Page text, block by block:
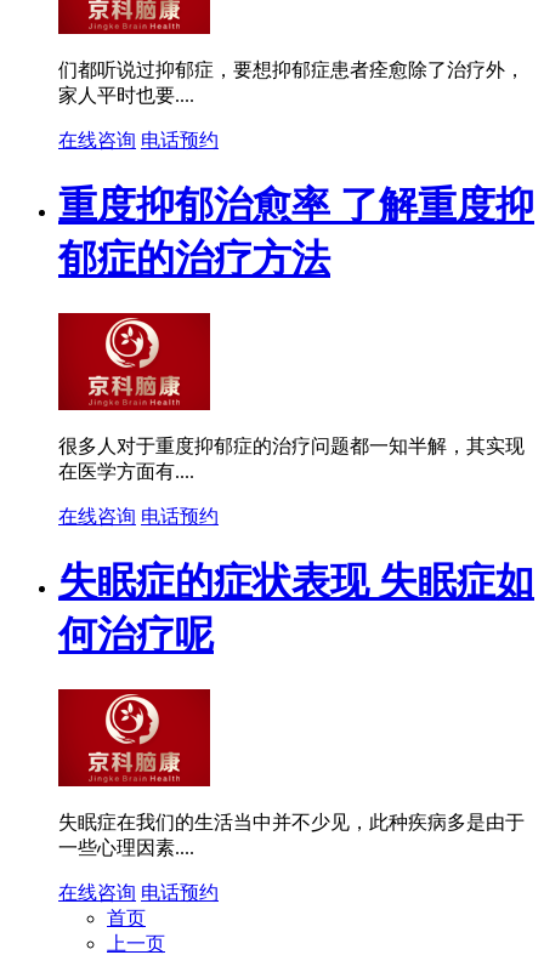
们都听说过抑郁症，要想抑郁症患者痊愈除了治疗外，
家人平时也要....
在线咨询 电话预约
重度抑郁治愈率 了解重度抑
郁症的治疗方法
很多人对于重度抑郁症的治疗问题都一知半解，其实现
在医学方面有....
在线咨询 电话预约
失眠症的症状表现 失眠症如
何治疗呢
失眠症在我们的生活当中并不少见，此种疾病多是由于
一些心理因素....
在线咨询 电话预约
首页
上一页